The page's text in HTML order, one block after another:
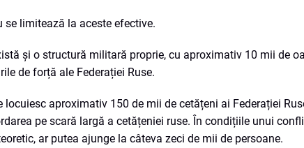
se limitează la aceste efective.
și o structură militară proprie, cu aproximativ 10 mii de
de forță ale Federației Ruse.
locuiesc aproximativ 150 de mii de cetățeni ai Federației
pe scară largă a cetățeniei ruse. În condițiile unui
ar putea ajunge la câteva zeci de mii de persoane.